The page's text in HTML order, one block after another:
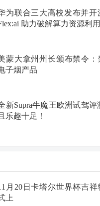
为联合三大高校发布并
助力破解算力资源利
蒙大拿州州长颁布禁令：
子烟产品
新Supra牛魔王欧洲试驾
且乐趣十足！
月20日卡塔尔世界杯吉
上